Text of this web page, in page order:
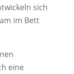
sich
im Bett
eine